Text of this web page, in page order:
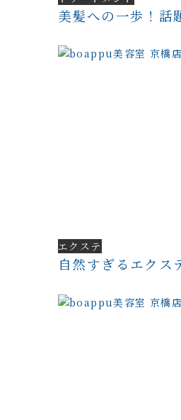
美髪への一歩！話
エクステ
自然すぎるエクス